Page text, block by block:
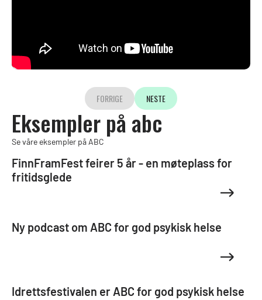
FORRIGE NESTE
Eksempler på abc
Se våre eksempler på ABC
FinnFramFest feirer 5 år - en møteplass for
fritidsglede
Ny podcast om ABC for god psykisk helse
Idrettsfestivalen er ABC for god psykisk helse